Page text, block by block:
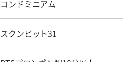
コンドミニアム
スクンビット31